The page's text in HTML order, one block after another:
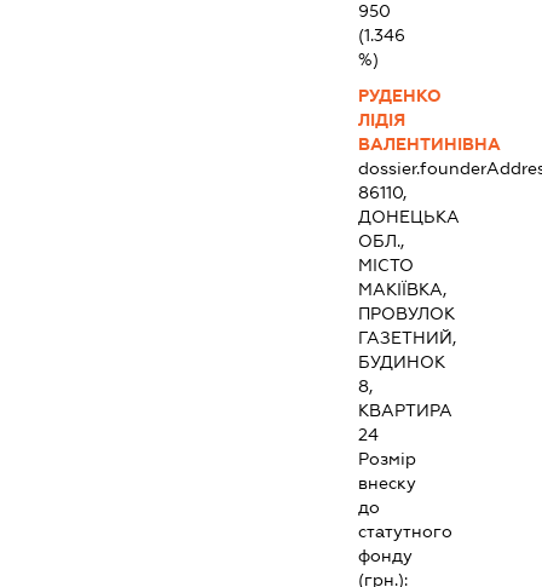
950
(1.346
%)
РУДЕНКО
ЛІДІЯ
ВАЛЕНТИНІВНА
86110,
ДОНЕЦЬКА
ОБЛ.,
МІСТО
МАКІЇВКА,
ПРОВУЛОК
ГАЗЕТНИЙ,
БУДИНОК
8,
КВАРТИРА
24
Розмір
внеску
до
статутного
фонду
(грн.):